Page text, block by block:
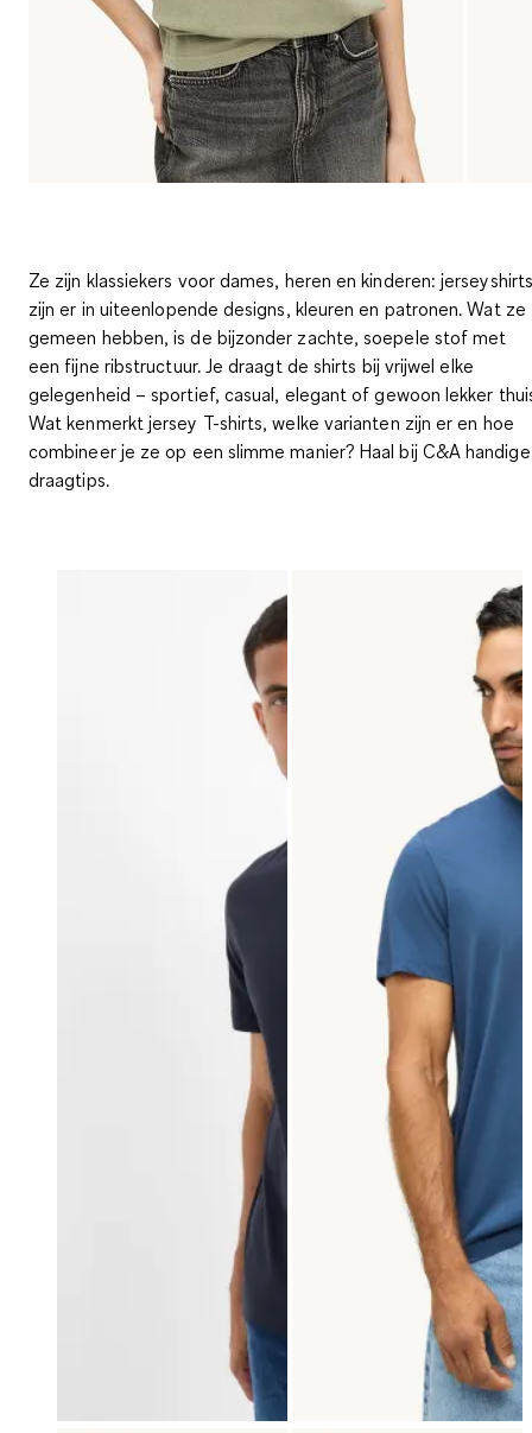
Ze zijn klassiekers voor dames, heren en kinderen:
zijn er in uiteenlopende designs, kleuren en patronen. Wat ze
gemeen hebben, is de bijzonder zachte, soepele stof met
een fijne ribstructuur. Je draagt de shirts bij vrijwel elke
gelegenheid – sportief, casual, elegant of gewoon lekker
Wat kenmerkt jersey T-shirts, welke varianten zijn er en hoe
combineer je ze op een slimme manier? Haal bij C&A handige
draagtips.